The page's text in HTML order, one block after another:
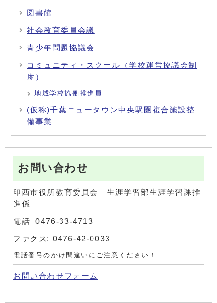
図書館
社会教育委員会議
青少年問題協議会
コミュニティ・スクール（学校運営協議会制
度）
地域学校協働推進員
(仮称)千葉ニュータウン中央駅圏複合施設整
備事業
お問い合わせ
印西市役所教育委員会 生涯学習部生涯学習課推
進係
電話: 0476-33-4713
ファクス: 0476-42-0033
電話番号のかけ間違いにご注意ください！
お問い合わせフォーム